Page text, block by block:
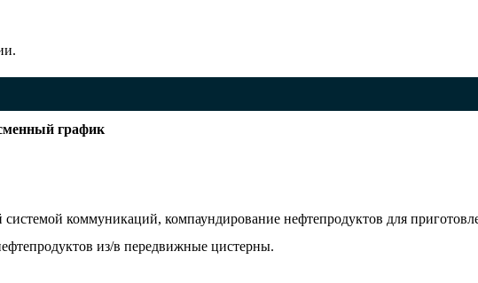
график
коммуникаций, компаундирование нефтепродуктов для
из/в передвижные цистерны.